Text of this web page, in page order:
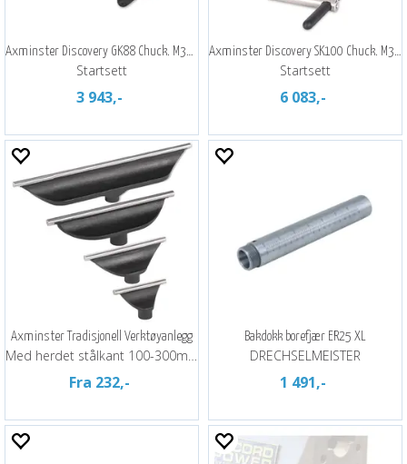
Axminster Discovery GK88 Chuck. M33X3,5
Startsett
3 943,-
Axminster Discovery SK100 Chuck. M33X3,5
Startsett
6 083,-
Axminster Tradisjonell Verktøyanlegg
Med herdet stålkant 100-300mm
Fra 232,-
Bakdokk borefjær ER25 XL
DRECHSELMEISTER
1 491,-